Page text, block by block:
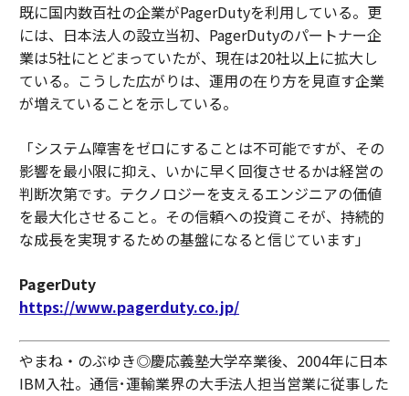
既に国内数百社の企業がPagerDutyを利用している。更
には、日本法人の設立当初、PagerDutyのパートナー企
業は5社にとどまっていたが、現在は20社以上に拡大し
ている。こうした広がりは、運用の在り方を見直す企業
が増えていることを示している。
「システム障害をゼロにすることは不可能ですが、その
影響を最小限に抑え、いかに早く回復させるかは経営の
判断次第です。テクノロジーを支えるエンジニアの価値
を最大化させること。その信頼への投資こそが、持続的
な成長を実現するための基盤になると信じています」
PagerDuty
https://www.pagerduty.co.jp/
やまね・のぶゆき◎慶応義塾大学卒業後、2004年に日本
IBM入社。通信･運輸業界の大手法人担当営業に従事した